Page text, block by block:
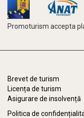
Promoturism accepta
Brevet de turism
Licența de turism
Asigurare de insolvență
Politica de